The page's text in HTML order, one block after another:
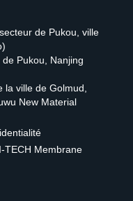
de Pukou, ville
Pukou, Nanjing
ville de Golmud,
New Material
TECH Membrane